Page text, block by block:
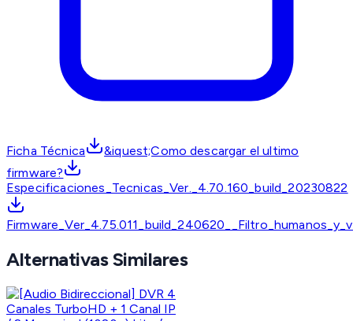
Ficha Técnica
&iquest;Como descargar el ultimo
firmware?
Especificaciones_Tecnicas_Ver._4.70.160_build_20230822
Alternativas Similares